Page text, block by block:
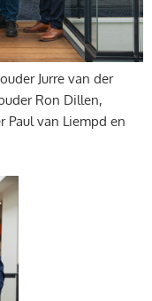
Jurre van der
Ron Dillen,
Paul van Liempd en